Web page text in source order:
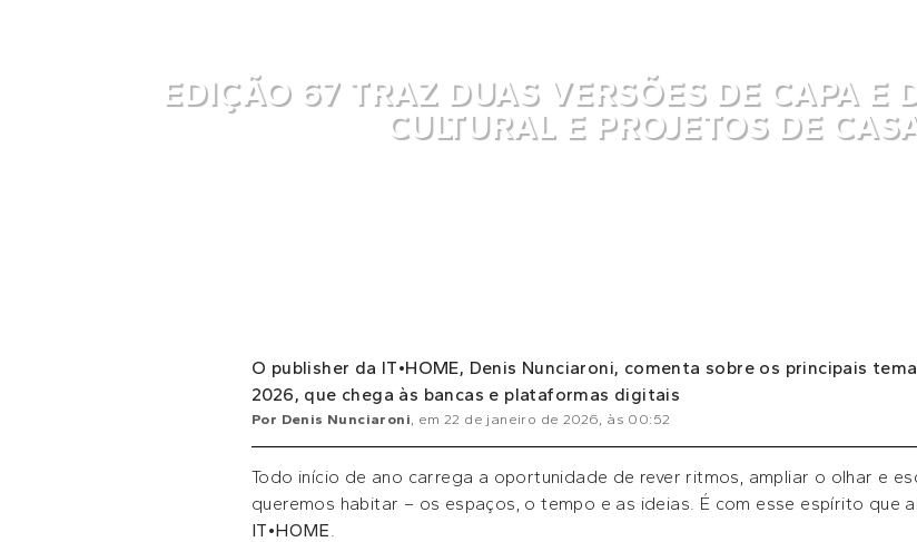
EDIÇÃO 67 TRAZ DUAS VERSÕES DE CAPA E
CULTURAL E PROJETOS DE
O publisher da IT•HOME, Denis Nunciaroni, comenta sobre os principais
2026, que chega às bancas e plataformas digitais
Por Denis Nunciaroni, em 22 de janeiro de 2026, às 00:52
Todo início de ano carrega a oportunidade de rever ritmos, ampliar o olhar e
queremos habitar – os espaços, o tempo e as ideias. É com esse espírito que
IT•HOME.